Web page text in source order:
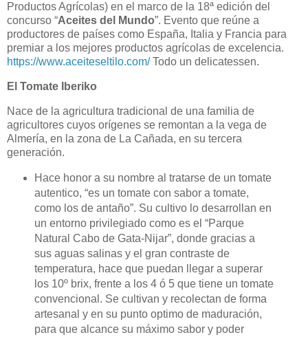
Productos Agrícolas) en el marco de la 18ª edición del
concurso “Aceites del Mundo”. Evento que reúne a
productores de países como España, Italia y Francia para
premiar a los mejores productos agrícolas de excelencia.
https://www.aceiteseltilo.com/ Todo un delicatessen.
El Tomate Iberiko
Nace de la agricultura tradicional de una familia de
agricultores cuyos orígenes se remontan a la vega de
Almería, en la zona de La Cañada, en su tercera
generación.
Hace honor a su nombre al tratarse de un tomate
autentico, “es un tomate con sabor a tomate,
como los de antaño”. Su cultivo lo desarrollan en
un entorno privilegiado como es el “Parque
Natural Cabo de Gata-Nijar”, donde gracias a
sus aguas salinas y el gran contraste de
temperatura, hace que puedan llegar a superar
los 10º brix, frente a los 4 ó 5 que tiene un tomate
convencional. Se cultivan y recolectan de forma
artesanal y en su punto optimo de maduración,
para que alcance su máximo sabor y poder